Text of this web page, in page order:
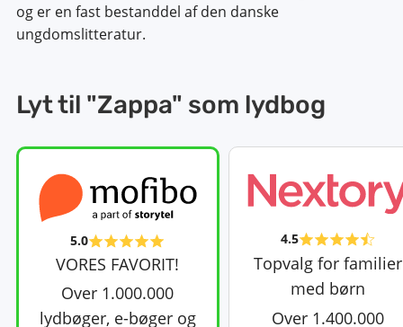
og er en fast bestanddel af den danske
ungdomslitteratur.
Lyt til "Zappa" som lydbog
5.0
VORES FAVORIT!
Over 1.000.000
lydbøger, e-bøger og
4.5
Topvalg for familier
med børn
Over 1.400.000